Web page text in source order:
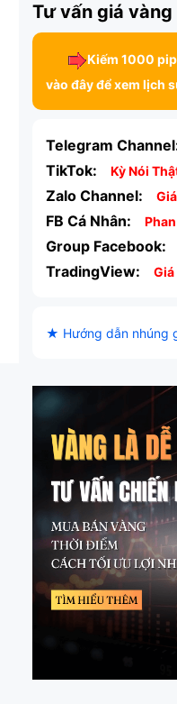
Tư vấn giá vàng
Kiếm 1000
vào đây để xem lịch
Telegram
TikTok: Kỳ Nói
Zalo Channel:
FB Cá Nhân:
Group Facebook:
TradingView: Giá
★ Hướng dẫn nhúng